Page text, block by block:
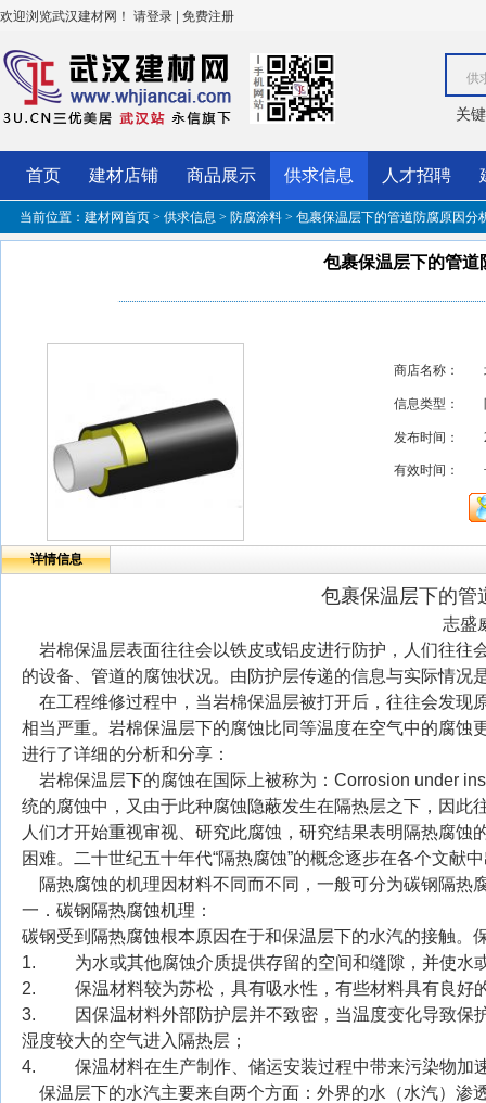
欢迎浏览武汉建材网！ 请登录 | 免费注册
供
关
首页 建材店铺 商品展示 供求信息 人才招聘
当前位置： 建材网首页 > 供求信息 > 防腐涂料 > 包裹保温层下的管道防腐原因分
包裹保温层下的管道
商店名称：
信息类型：
发布时间：
有效时间：
详情信息
包裹保温层下的管
志盛
岩棉保温层表面往往会以铁皮或铝皮进行防护，人们往往
的设备、管道的腐蚀状况。由防护层传递的信息与实际情况
在工程维修过程中，当岩棉保温层被打开后，往往会发现
相当严重。岩棉保温层下的腐蚀比同等温度在空气中的腐
进行了详细的分析和分享：
岩棉保温层下的腐蚀在国际上被称为：Corrosion under
统的腐蚀中，又由于此种腐蚀隐蔽发生在隔热层之下，因
人们才开始重视审视、研究此腐蚀，研究结果表明隔热腐
困难。二十世纪五十年代“隔热腐蚀”的概念逐步在各个文
隔热腐蚀的机理因材料不同而不同，一般可分为碳钢隔热
一．碳钢隔热腐蚀机理：
碳钢受到隔热腐蚀根本原因在于和保温层下的水汽的接触
1. 为水或其他腐蚀介质提供存留的空间和缝隙，并使水
2. 保温材料较为苏松，具有吸水性，有些材料具有良好
3. 因保温材料外部防护层并不致密，当温度变化导致保
湿度较大的空气进入隔热层；
4. 保温材料在生产制作、储运安装过程中带来污染物加
保温层下的水汽主要来自两个方面：外界的水（水汽）渗